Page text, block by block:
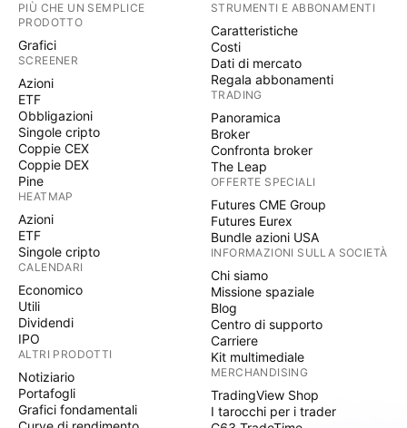
PIÙ CHE UN SEMPLICE
PRODOTTO
Grafici
SCREENER
Azioni
ETF
Obbligazioni
Singole cripto
Coppie CEX
Coppie DEX
Pine
HEATMAP
Azioni
ETF
Singole cripto
CALENDARI
Economico
Utili
Dividendi
IPO
ALTRI PRODOTTI
Notiziario
Portafogli
Grafici fondamentali
STRUMENTI E ABBONAMENTI
Caratteristiche
Costi
Dati di mercato
Regala abbonamenti
TRADING
Panoramica
Broker
Confronta broker
The Leap
OFFERTE SPECIALI
Futures CME Group
Futures Eurex
Bundle azioni USA
INFORMAZIONI SULLA SOCIETÀ
Chi siamo
Missione spaziale
Blog
Centro di supporto
Carriere
Kit multimediale
MERCHANDISING
TradingView Shop
I tarocchi per i trader